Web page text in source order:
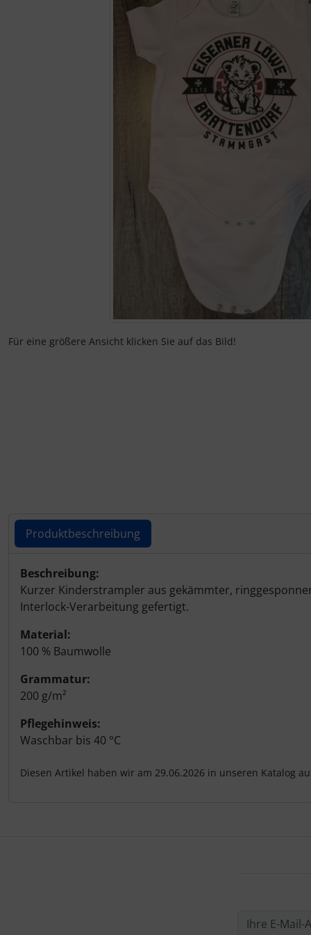
Für eine größere Ansicht klicken Sie auf das Bild!
Produktbeschreibung
Produktbeschreibung
Beschreibung:
Kurzer Kinderstrampler aus gekämmter,
Interlock-Verarbeitung gefertigt.
Material:
100 % Baumwolle
Grammatur:
200 g/m²
Pflegehinweis:
Waschbar bis 40 °C
Diesen Artikel haben wir am 29.06.2026 in unseren Katalog